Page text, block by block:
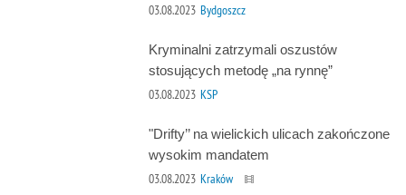
03.08.2023 Bydgoszcz
Kryminalni zatrzymali oszustów
stosujących metodę „na rynnę”
03.08.2023 KSP
"Drifty’’ na wielickich ulicach zakończone
wysokim mandatem
03.08.2023 Kraków